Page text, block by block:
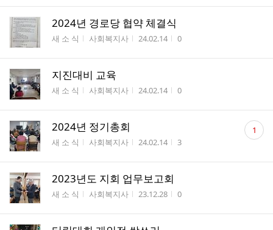
2024년 경로당 협약 체결식
게시판명
새 소 식 작성자
사회복지사 작성시간
24.02.14 조회수
0
지진대비 교육
게시판명
새 소 식 작성자
사회복지사 작성시간
24.02.14 조회수
0
2024년 정기총회
게시판명
새 소 식 작성자
사회복지사 작성시간
24.02.14 조회수
3
댓
글 1
2023년도 지회 업무보고회
게시판명
새 소 식 작성자
사회복지사 작성시간
23.12.28 조회수
0